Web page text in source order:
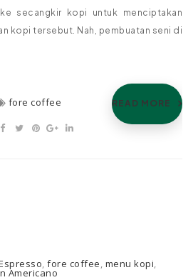
secangkir kopi untuk menciptakan
kopi tersebut. Nah, pembuatan seni di
READ MORE
fore coffee
, fore coffee, menu kopi,
Americano